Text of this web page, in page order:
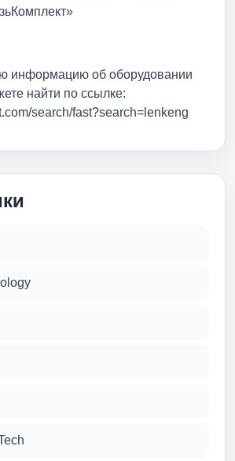
информацию об оборудовании
найти по ссылке:
search/fast?search=lenkeng